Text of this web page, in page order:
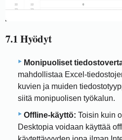
7.1 Hyödyt
Monipuoliset
mahdollistaa Excel-
kuvien ja muiden
siitä monipuolisen työkalun.
Offline-käyttö: Toisin kuin
Desktopia voidaan käyttää